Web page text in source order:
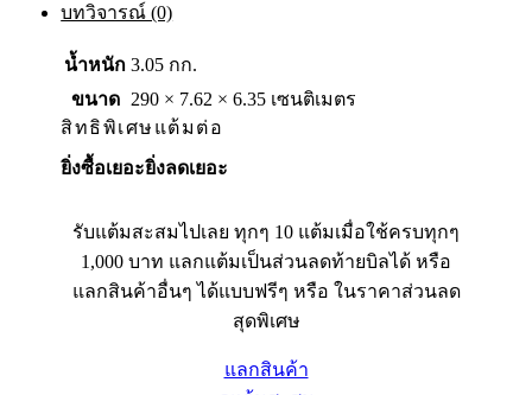
บทวิจารณ์ (0)
น้ำหนัก 3.05 กก.
ขนาด
290 × 7.62 × 6.35 เซนติเมตร
ยิ่งซื้อเยอะยิ่งลดเยอะ
สิทธิพิเศษแต้มต่อ
รับแต้มสะสมไปเลย ทุกๆ 10 แต้มเมื่อใช้ครบทุกๆ
1,000 บาท แลกแต้มเป็นส่วนลดท้ายบิลได้ หรือ
แลกสินค้าอื่นๆ ได้แบบฟรีๆ หรือ ในราคาส่วนลด
สุดพิเศษ
แลกสินค้า